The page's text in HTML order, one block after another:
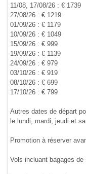
11/08, 17/08/26 : € 1739
27/08/26 : € 1219
01/09/26 : € 1179
10/09/26 : € 1049
15/09/26 : € 999
19/09/26 : € 1139
24/09/26 : € 979
03/10/26 : € 919
08/10/26 : € 699
17/10/26 : € 799
Autres dates de départ
le lundi, mardi, jeudi et
Promotion à réserver
Vols incluant bagages de